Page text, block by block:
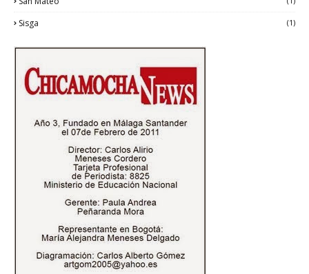
Sisga (1)